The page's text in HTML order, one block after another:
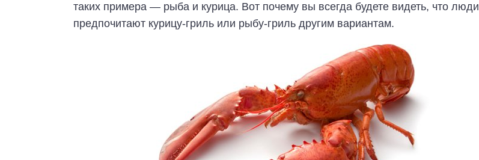
таких примера — рыба и курица. Вот почему вы всегда будете видеть, что люди
предпочитают курицу-гриль или рыбу-гриль другим вариантам.